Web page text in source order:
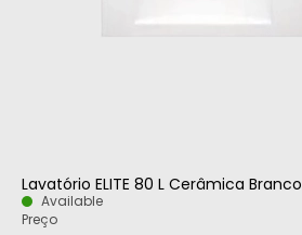
Lavatório ELITE 80 L Cerâmica Branco
Available
Preço